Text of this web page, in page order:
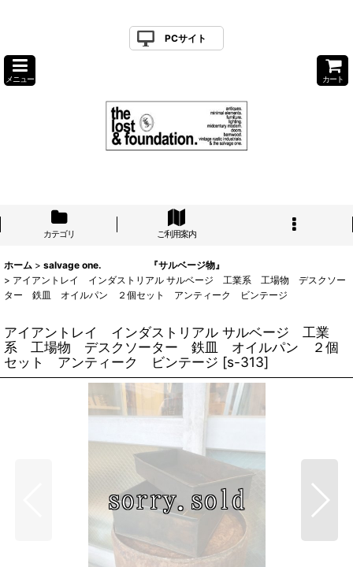
PCサイト
メニュー カート
カテゴリ ご利用案内
ホーム > salvage one. 『サルベージ物』
> アイアントレイ インダストリアル サルベージ 工業系 工場物 デスクソー
ター 鉄皿 オイルパン ２個セット アンティーク ビンテージ
アイアントレイ インダストリアル サルベージ 工業
系 工場物 デスクソーター 鉄皿 オイルパン ２個
セット アンティーク ビンテージ [s-313]